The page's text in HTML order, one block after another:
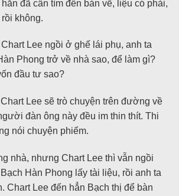
đã cần tìm đến bản vẽ, liệu có phải,
không.
Lee ngồi ở ghế lái phụ, anh ta
Phong trở về nhà sao, để làm gì?
đầu tư sao?
Lee sẽ trò chuyện trên đường về
đàn ông này đều im thin thít. Thi
nói chuyện phiếm.
nhà, nhưng Chart Lee thì vẫn ngồi
Hàn Phong lấy tài liệu, rồi anh ta
Chart Lee đến hẳn Bạch thị để bàn